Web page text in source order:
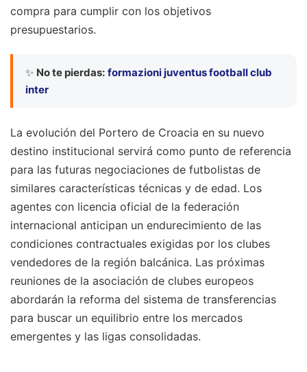
compra para cumplir con los objetivos
presupuestarios.
✨ No te pierdas: formazioni juventus football club
inter
La evolución del Portero de Croacia en su nuevo
destino institucional servirá como punto de referencia
para las futuras negociaciones de futbolistas de
similares características técnicas y de edad. Los
agentes con licencia oficial de la federación
internacional anticipan un endurecimiento de las
condiciones contractuales exigidas por los clubes
vendedores de la región balcánica. Las próximas
reuniones de la asociación de clubes europeos
abordarán la reforma del sistema de transferencias
para buscar un equilibrio entre los mercados
emergentes y las ligas consolidadas.